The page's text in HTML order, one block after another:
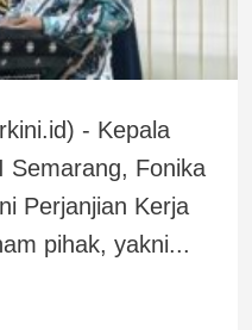
- Kepala
Semarang, Fonika
Perjanjian Kerja
pihak, yakni...